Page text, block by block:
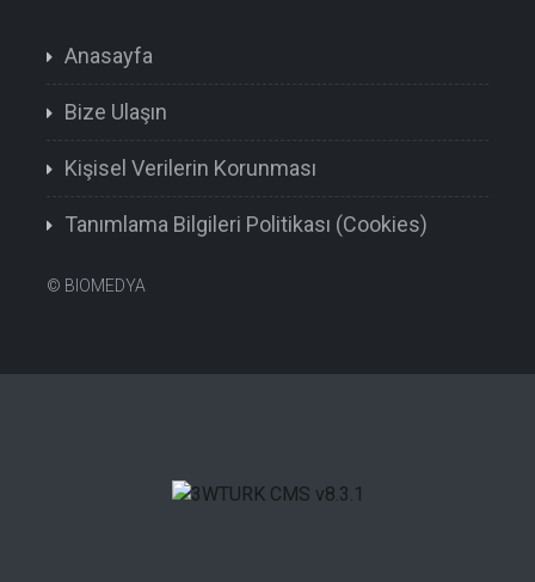
Anasayfa
Bize Ulaşın
Kişisel Verilerin Korunması
Tanımlama Bilgileri Politikası (Cookies)
© BIOMEDYA